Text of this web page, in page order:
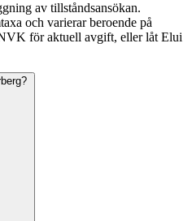
av tillståndsansökan.
och varierar beroende på
för aktuell avgift, eller låt Elui